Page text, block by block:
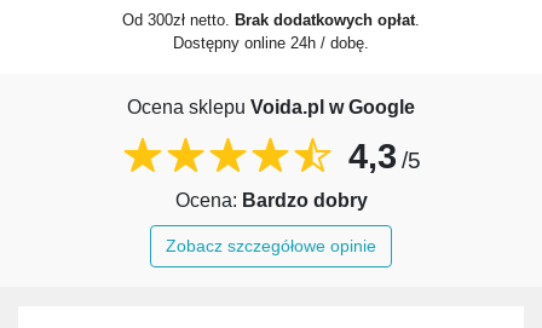
Od 300zł netto. Brak dodatkowych opłat.
Dostępny online 24h / dobę.
Ocena sklepu Voida.pl w Google
4,3 /5
Ocena: Bardzo dobry
Zobacz szczegółowe opinie